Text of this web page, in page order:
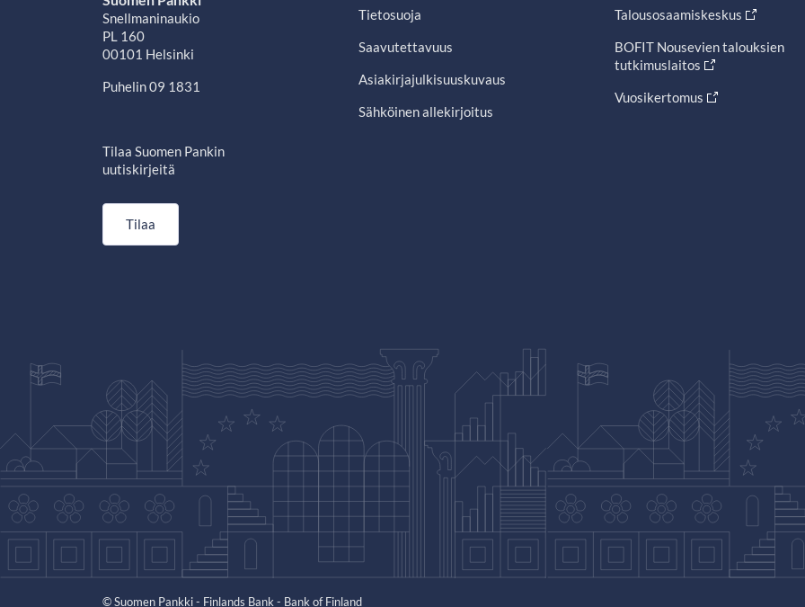
Snellmaninaukio
PL 160
00101 Helsinki
Puhelin 09 1831
Tilaa Suomen Pankin
uutiskirjeitä
Tilaa
Tietosuoja
Saavutettavuus
Asiakirjajulkisuuskuvaus
Sähköinen allekirjoitus
Talousosaamiskeskus
BOFIT Nousevien talouksien
tutkimuslaitos
Vuosikertomus
© Suomen Pankki - Finlands Bank - Bank of Finland